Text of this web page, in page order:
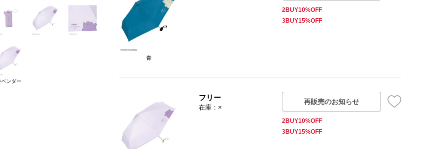
ベンダー
青
2BUY10%OFF
3BUY15%OFF
フリー
在庫：×
再販売のお知らせ
2BUY10%OFF
3BUY15%OFF